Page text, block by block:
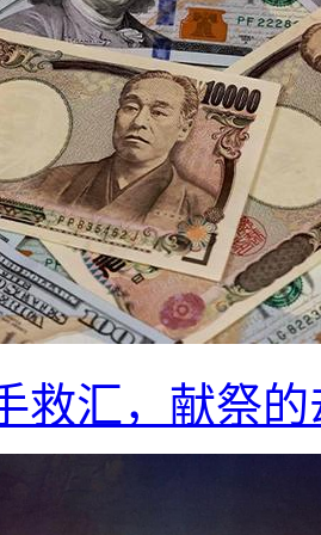
救汇，献祭